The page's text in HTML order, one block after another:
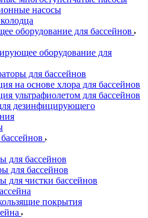
насосы
оборудование для бассейнов
оборудование для
для бассейнов
на основе хлора для бассейнов
ультрафиолетом для бассейнов
дезинфицирующего
для бассейнов
для бассейнов
для чистки бассейнов
покрытия